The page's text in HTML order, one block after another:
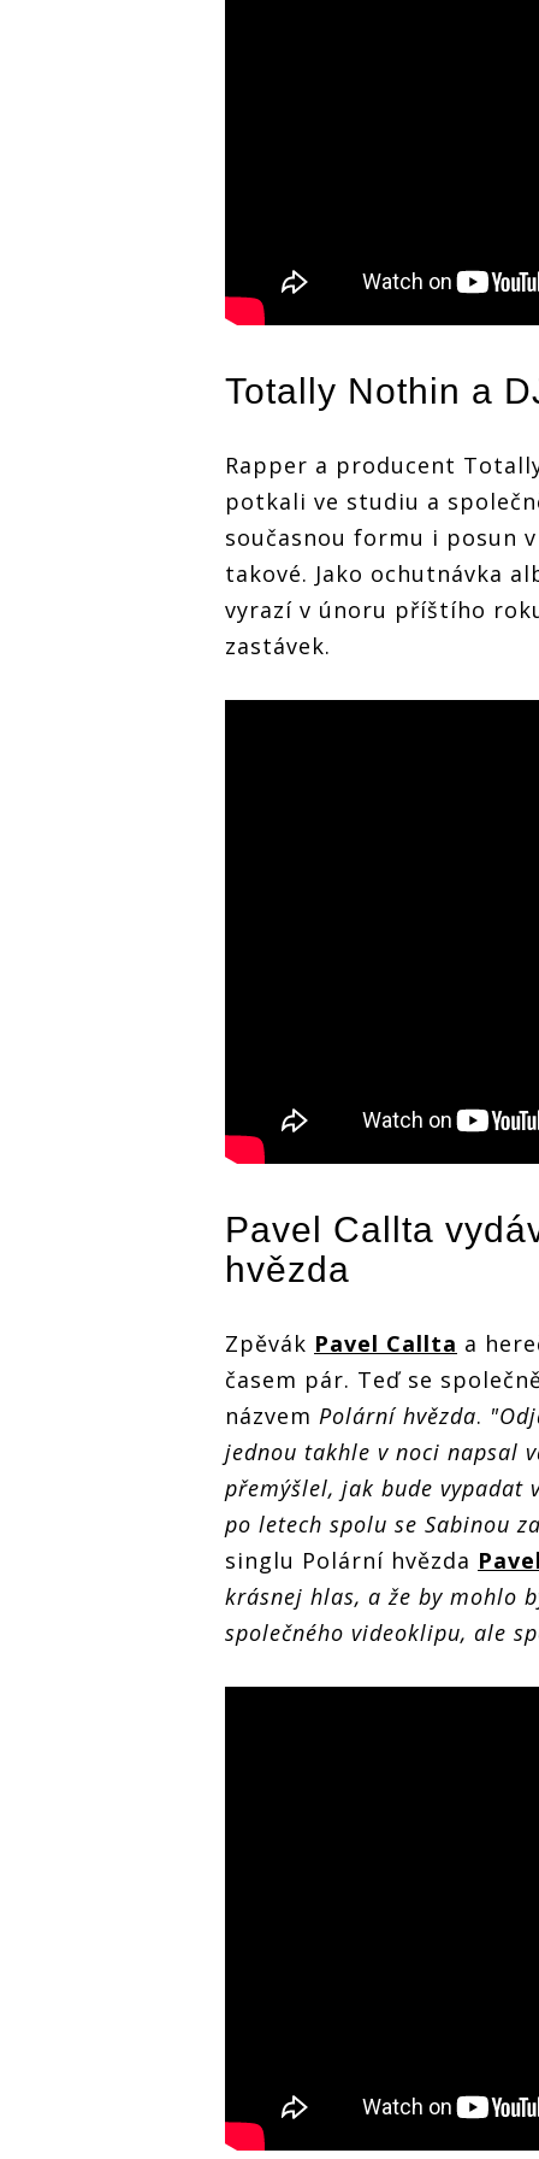
Totally Nothin a
Rapper a producent
potkali ve studiu a
současnou formu i posun
takové. Jako ochutnávka
vyrazí v únoru příštího
zastávek.
Pavel Callta
hvězda
Zpěvák Pavel Callta a
časem pár. Teď se
názvem Polární hvězda.
jednou takhle v noci napsal
přemýšlel, jak bude vypadat
po letech spolu se Sabinou
singlu Polární hvězda
krásnej hlas, a že by mohlo
společného videoklipu, ale